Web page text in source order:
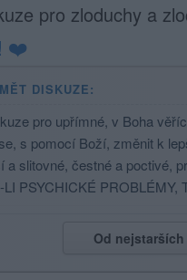
pro zloduchy a
❤️
DISKUZE:
pro upřímné, v Boha
s pomocí Boží, změnit k
a slitovné, čestné a poctivé,
LI PSYCHICKÉ
Od nejstarších